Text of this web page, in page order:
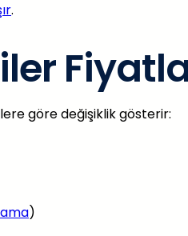
.
göre değişiklik gösterir:
)